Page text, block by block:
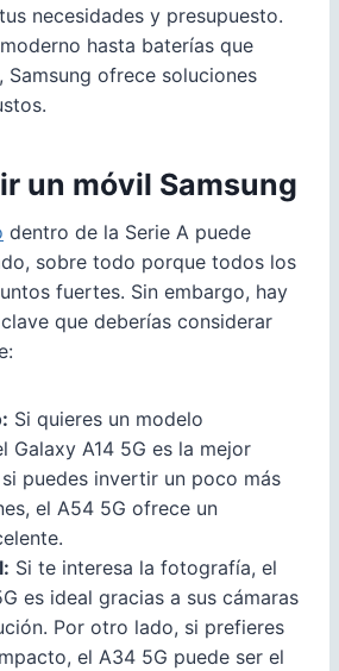
necesidades y presupuesto.
hasta baterías que
ofrece soluciones
un móvil Samsung
dentro de la Serie A puede
sobre todo porque todos los
fuertes. Sin embargo, hay
que deberías considerar
Si quieres un modelo
Galaxy A14 5G es la mejor
puedes invertir un poco más
el A54 5G ofrece un
Si te interesa la fotografía, el
es ideal gracias a sus cámaras
Por otro lado, si prefieres
el A34 5G puede ser el